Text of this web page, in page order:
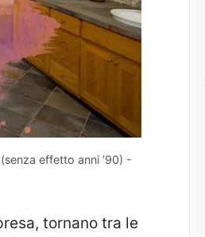
effetto anni ’90) -
tornano tra le